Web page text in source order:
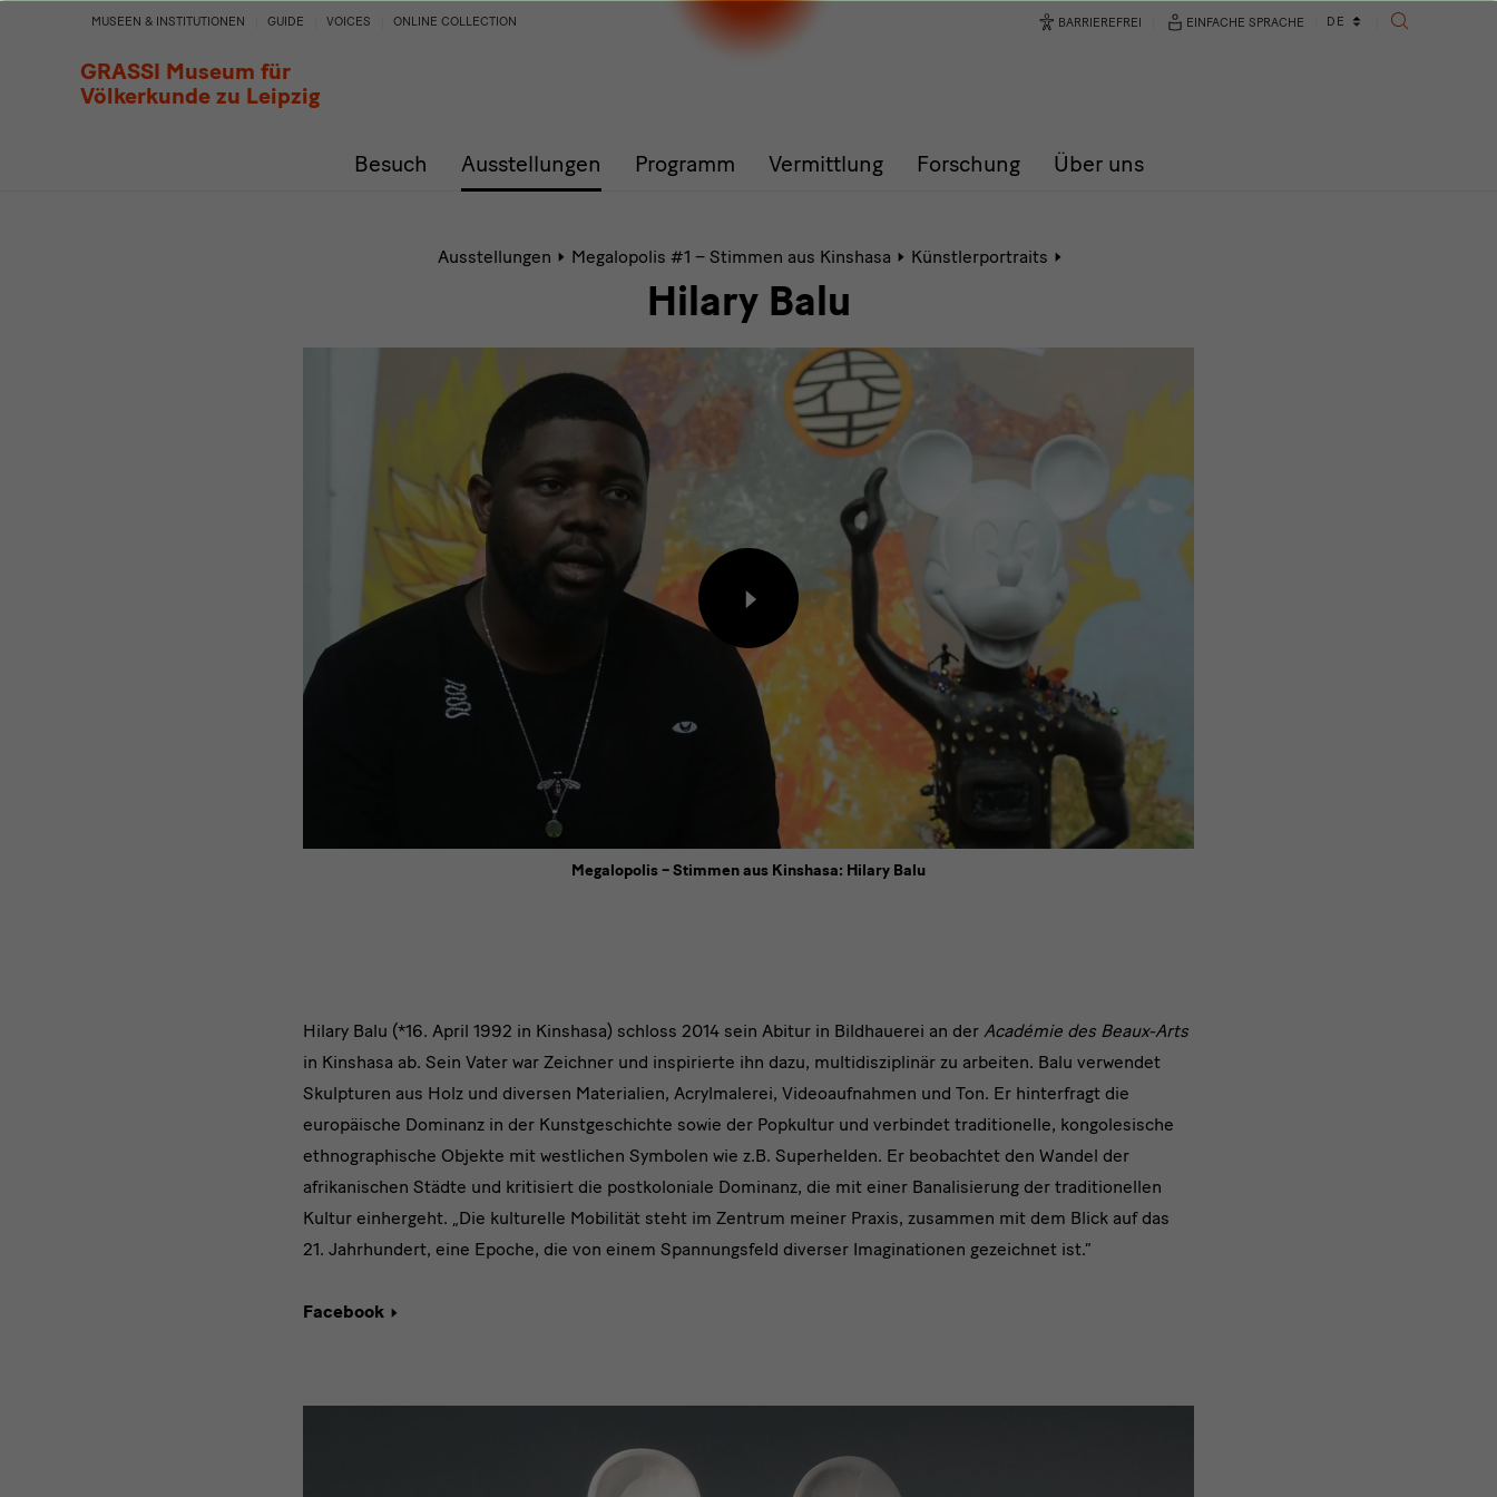
GRASSI Museum für
Völkerkunde zu Leipzig
Hilary
Balu
Besuch Ausstellungen Programm Vermittlung Forschung Über uns
MUSEEN & INSTITUTIONEN GUIDE VOICES ONLINE COLLECTION BARRIEREFREI EINFACHE SPRACHE
Sprachwechsler
DE
SUCHE
Ausstellungen Megalopolis #1 – Stimmen aus Kinshasa Künstlerportraits
Hilary Balu
Inhalt
externem
Anbieter
laden
Megalopolis – Stimmen aus Kinshasa: Hilary Balu
Hilary
Balu
Hilary Balu (*16. April 1992 in Kinshasa) schloss 2014 sein Abitur in Bildhauerei an der Académie des Beaux-Arts
in Kinshasa ab. Sein Vater war Zeichner und inspirierte ihn dazu, multidisziplinär zu arbeiten. Balu verwendet
Skulpturen aus Holz und diversen Materialien, Acrylmalerei, Videoaufnahmen und Ton. Er hinterfragt die
europäische Dominanz in der Kunstgeschichte sowie der Popkultur und verbindet traditionelle, kongolesische
ethnographische Objekte mit westlichen Symbolen wie z.B. Superhelden. Er beobachtet den Wandel der
afrikanischen Städte und kritisiert die postkoloniale Dominanz, die mit einer Banalisierung der traditionellen
Kultur einhergeht. „Die kulturelle Mobilität steht im Zentrum meiner Praxis, zusammen mit dem Blick auf das
21. Jahrhundert, eine Epoche, die von einem Spannungsfeld diverser Imaginationen gezeichnet ist.“
Facebook